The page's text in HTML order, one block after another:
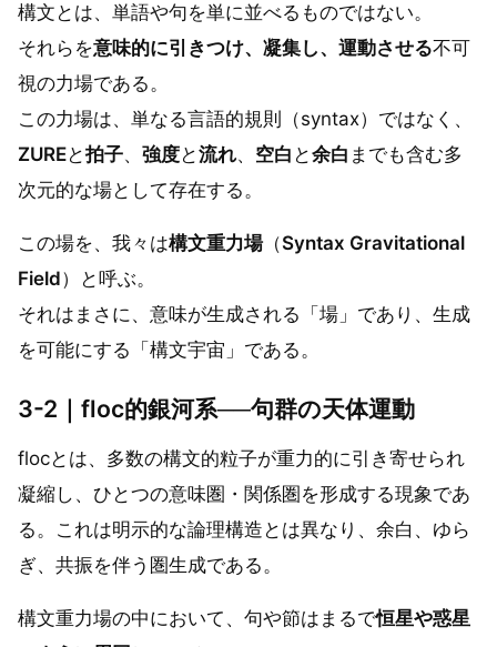
構文とは、単語や句を単に並べるものではない。
それらを意味的に引きつけ、凝集し、運動させる不可
視の力場である。
この力場は、単なる言語的規則（syntax）ではなく、
ZUREと拍子、 強度と流れ、 空白 と余白 までも含む多
次元的な場として存在する。
この場を、我々は構文重力場（Syntax Gravitational
Field）と呼ぶ。
それはまさに、意味が生成される「場」であり、生成
を可能にする「構文宇宙」である。
3-2｜floc的銀河系──句群の天体運動
flocとは、多数の構文的粒子が重力的に引き寄せられ
凝縮し、ひとつの意味圏・関係圏を形成する現象であ
る。これは明示的な論理構造とは異なり、余白、ゆら
ぎ、共振を伴う圏生成である。
構文重力場の中において、句や節はまるで恒星や惑星